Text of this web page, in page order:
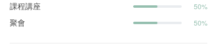
課程講座 50%
聚會 50%